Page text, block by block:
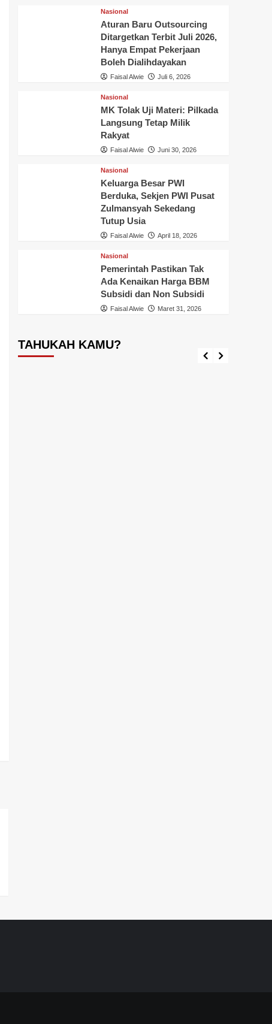
Nasional
Aturan Baru Outsourcing
Ditargetkan Terbit Juli 2026,
Hanya Empat Pekerjaan
Boleh Dialihdayakan
Faisal Alwie Juli 6, 2026
Nasional
MK Tolak Uji Materi: Pilkada
Langsung Tetap Milik
Rakyat
Faisal Alwie Juni 30, 2026
Nasional
Keluarga Besar PWI
Berduka, Sekjen PWI Pusat
Zulmansyah Sekedang
Tutup Usia
Faisal Alwie April 18, 2026
Nasional
Pemerintah Pastikan Tak
Ada Kenaikan Harga BBM
Subsidi dan Non Subsidi
Faisal Alwie Maret 31, 2026
TAHUKAH KAMU?
Loh, Ikan Ini Dilarang Dipelihara,
Diperairan Indonesia
Faisal Alwie